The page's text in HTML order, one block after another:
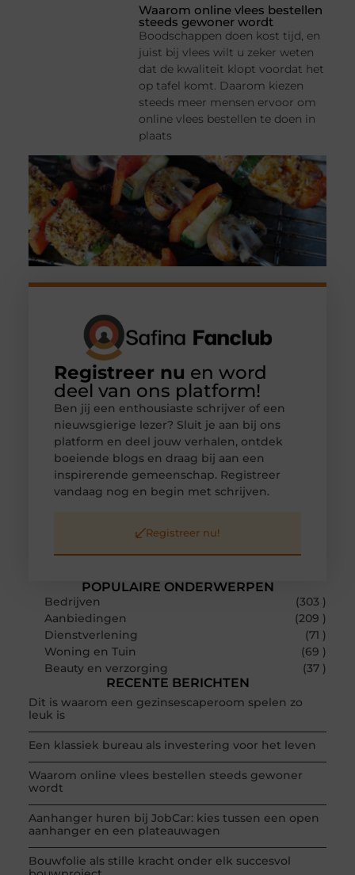
Waarom online vlees bestellen
steeds gewoner wordt
Boodschappen doen kost tijd, en
juist bij vlees wilt u zeker weten
dat de kwaliteit klopt voordat het
op tafel komt. Daarom kiezen
steeds meer mensen ervoor om
online vlees bestellen te doen in
plaats
POPULAIRE ONDERWERPEN
Bedrijven
(303 )
Aanbiedingen
(209 )
Dienstverlening
(71 )
Woning en Tuin
(69 )
Beauty en verzorging
(37 )
RECENTE BERICHTEN
Dit is waarom een gezinsescaperoom spelen zo
leuk is
Een klassiek bureau als investering voor het leven
Waarom online vlees bestellen steeds gewoner
wordt
Aanhanger huren bij JobCar: kies tussen een open
aanhanger en een plateauwagen
Bouwfolie als stille kracht onder elk succesvol
Registreer nu en word
deel van ons platform!
Ben jij een enthousiaste schrijver of een
nieuwsgierige lezer? Sluit je aan bij ons
platform en deel jouw verhalen, ontdek
boeiende blogs en draag bij aan een
inspirerende gemeenschap. Registreer
vandaag nog en begin met schrijven.
Registreer nu!